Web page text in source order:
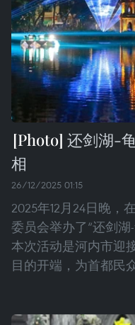
还剑湖-
相
26/12/2025 01:15
2025年12月24日晚，
委员会举办了“还剑湖
本次活动是河内市迎
目的开端，为首都民